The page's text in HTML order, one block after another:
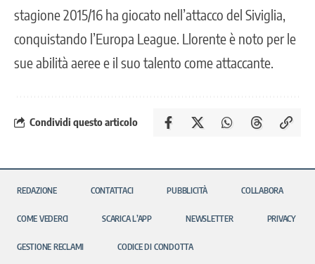
stagione 2015/16 ha giocato nell’attacco del Siviglia,
conquistando l’Europa League. Llorente è noto per le
sue abilità aeree e il suo talento come attaccante.
Condividi questo articolo
REDAZIONE CONTATTACI PUBBLICITÀ COLLABORA
COME VEDERCI SCARICA L’APP NEWSLETTER PRIVACY
GESTIONE RECLAMI CODICE DI CONDOTTA